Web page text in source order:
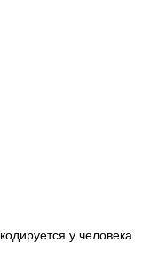
кодируется у человека